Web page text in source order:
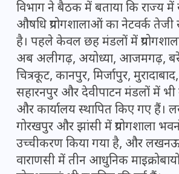
विभाग ने बैठक में बताया कि राज्य में
औषधि प्रयोगशालाओं का नेटवर्क तेजी
है। पहले केवल छह मंडलों में
अब अलीगढ़, अयोध्या, आजमगढ़,
चित्रकूट, कानपुर, मिर्जापुर, मुरादाबाद,
सहारनपुर और देवीपाटन मंडलों में भी
और कार्यालय स्थापित किए गए हैं।
गोरखपुर और झांसी में प्रयोगशाला
उच्चीकरण किया गया है, और
वाराणसी में तीन आधुनिक